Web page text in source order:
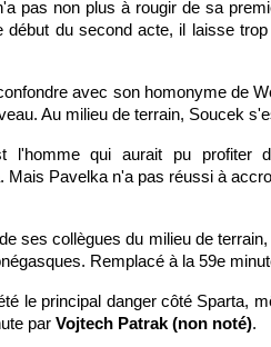
pas non plus à rougir de sa
du second acte, il laisse
avec son homonyme de
Au milieu de terrain, Soucek
qui aurait pu profiter
Mais Pavelka n'a pas réussi à
ses collègues du milieu de
Remplacé à la 59e
le principal danger côté Sparta,
par Vojtech Patrak (non noté).